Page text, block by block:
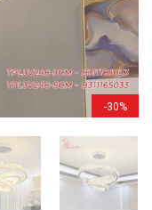
-30%